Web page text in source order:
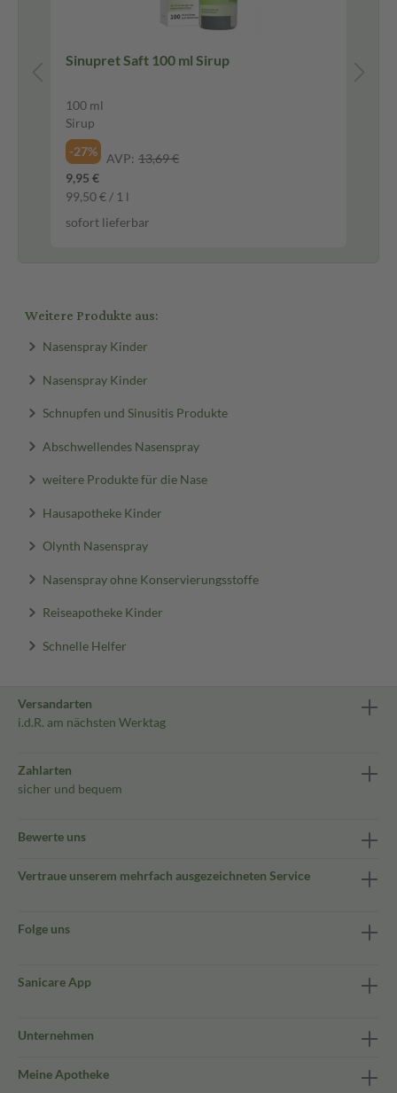
Sinupret Saft 100 ml Sirup
100 ml
Sirup
-27%
AVP: 13,69 €
9,95 €
99,50 € / 1 l
sofort lieferbar
Weitere Produkte aus:
Nasenspray Kinder
Nasenspray Kinder
Schnupfen und Sinusitis Produkte
Abschwellendes Nasenspray
weitere Produkte für die Nase
Hausapotheke Kinder
Olynth Nasenspray
Nasenspray ohne Konservierungsstoffe
Reiseapotheke Kinder
Schnelle Helfer
Versandarten
i.d.R. am nächsten Werktag
Zahlarten
sicher und bequem
Bewerte uns
Vertraue unserem mehrfach ausgezeichneten Service
Folge uns
Sanicare App
Unternehmen
Meine Apotheke